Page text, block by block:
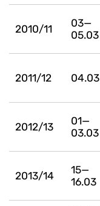
2010/11
03—
05.03
2011/12 04.03
2012/13
01—
03.03
2013/14
15—
16.03